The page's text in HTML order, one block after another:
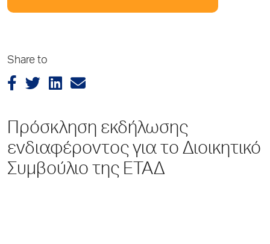
Share to
Πρόσκληση εκδήλωσης
ενδιαφέροντος για το Διοικητικό
Συμβούλιο της ΕΤΑΔ